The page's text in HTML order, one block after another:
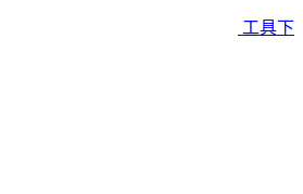
工具下